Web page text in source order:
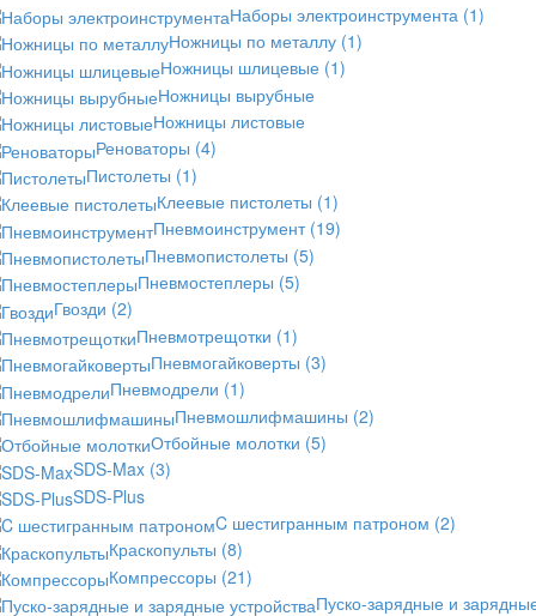
Наборы электроинструмента (1)
Ножницы по металлу (1)
Ножницы шлицевые (1)
Ножницы вырубные
Ножницы листовые
Реноваторы (4)
Пистолеты (1)
Клеевые пистолеты (1)
Пневмоинструмент (19)
Пневмопистолеты (5)
Пневмостеплеры (5)
Гвозди (2)
Пневмотрещотки (1)
Пневмогайковерты (3)
Пневмодрели (1)
Пневмошлифмашины (2)
Отбойные молотки (5)
SDS-Max (3)
SDS-Plus
C шестигранным патроном (2)
Краскопульты (8)
Компрессоры (21)
Пуско-зарядные и